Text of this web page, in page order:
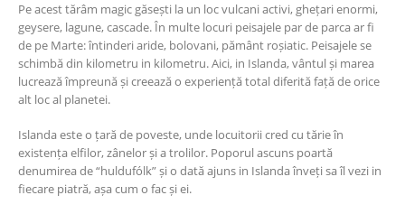
Pe acest tărâm magic găsești la un loc vulcani activi, ghețari enormi,
geysere, lagune, cascade. În multe locuri peisajele par de parca ar fi
de pe Marte: întinderi aride, bolovani, pământ roșiatic. Peisajele se
schimbă din kilometru in kilometru. Aici, in Islanda, vântul și marea
lucrează împreună și creează o experiență total diferită față de orice
alt loc al planetei.
Islanda este o țară de poveste, unde locuitorii cred cu tărie în
existența elfilor, zânelor și a trolilor. Poporul ascuns poartă
denumirea de “huldufólk” și o dată ajuns in Islanda înveți sa îl vezi in
fiecare piatră, așa cum o fac și ei.